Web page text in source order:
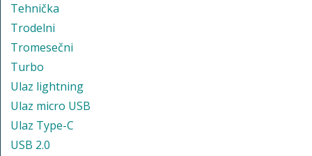
Tehnička
Trodelni
Tromesečni
Turbo
Ulaz lightning
Ulaz micro USB
Ulaz Type-C
USB 2.0